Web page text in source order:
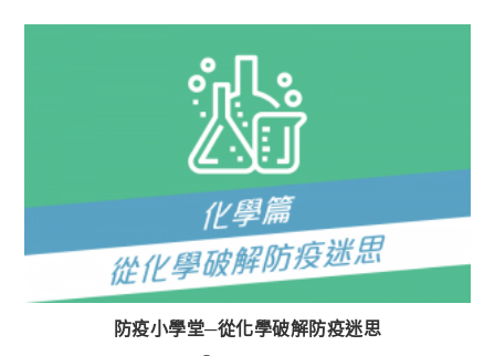
防疫小學堂─從化學破解防疫迷思